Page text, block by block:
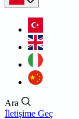
Ara
İletişime Geç